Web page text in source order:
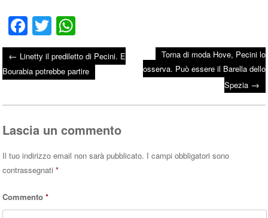
Fa
ce
bo
ok
T
wi
tte
r
ha
ts
A
pp
Post navigation
← Linetty il prediletto di Pecini. E
Bourabia potrebbe partire
Torna di moda Hove, Pecini lo
osserva. Può essere il Barella dello
Spezia →
Lascia un commento
Il tuo indirizzo email non sarà pubblicato. I campi obbligatori sono
contrassegnati*
Commento*